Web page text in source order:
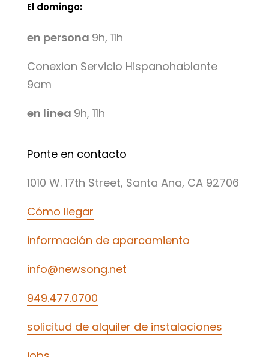
El domingo:
en persona 9h, 11h
Conexion Servicio Hispanohablante
9am
en línea 9h, 11h
Ponte en contacto
1010 W. 17th Street, Santa Ana, CA 92706
Cómo llegar
información de aparcamiento
info@newsong.net
949.477.0700
solicitud de alquiler de instalaciones